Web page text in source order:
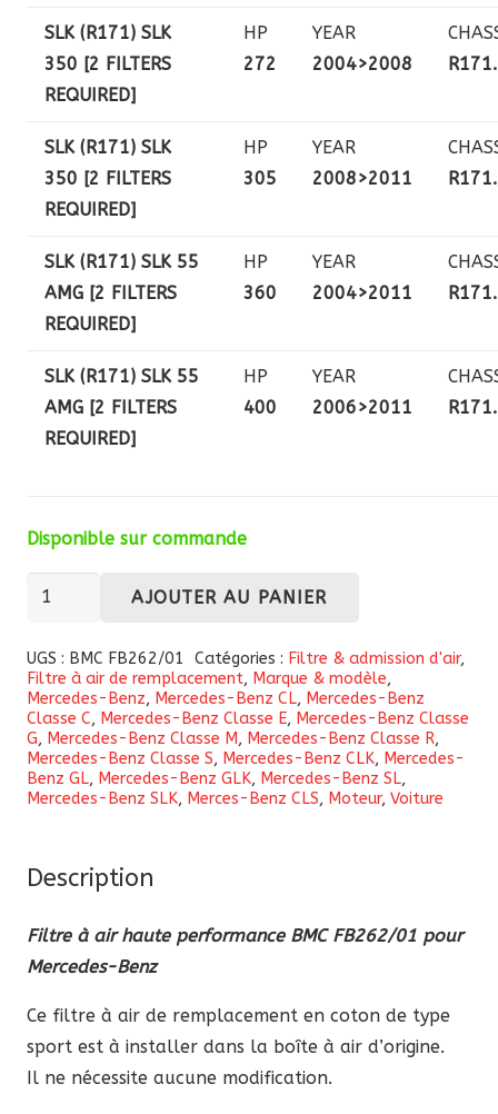
SLK (R171) SLK
350 [2 FILTERS
REQUIRED]
HP
272
YEAR
2004>2008
SLK (R171) SLK
350 [2 FILTERS
REQUIRED]
HP
305
YEAR
2008>2011
SLK (R171) SLK 55
AMG [2 FILTERS
REQUIRED]
HP
360
YEAR
2004>2011
SLK (R171) SLK 55
AMG [2 FILTERS
REQUIRED]
HP
400
YEAR
2006>2011
Disponible sur commande
quantité
Filtre
à
air
haute
performance
BMC
pour
Mercedes-
Benz
AJOUTER AU PANIER
UGS : BMC FB262/01 Catégories : Filtre & admission d'air,
Filtre à air de remplacement, Marque & modèle,
Mercedes-Benz, Mercedes-Benz CL, Mercedes-Benz
Classe C, Mercedes-Benz Classe E, Mercedes-Benz Classe
G, Mercedes-Benz Classe M, Mercedes-Benz Classe R,
Mercedes-Benz Classe S, Mercedes-Benz CLK, Mercedes-
Benz GL, Mercedes-Benz GLK, Mercedes-Benz SL,
Mercedes-Benz SLK, Merces-Benz CLS, Moteur, Voiture
Description
Filtre à air haute performance BMC FB262/01 pour
Mercedes-Benz
Ce filtre à air de remplacement en coton de type
sport est à installer dans la boîte à air d’origine.
Il ne nécessite aucune modification.